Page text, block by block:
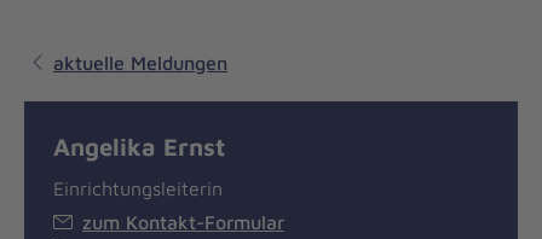
aktuelle Meldungen
Angelika Ernst
Einrichtungsleiterin
zum Kontakt-Formular